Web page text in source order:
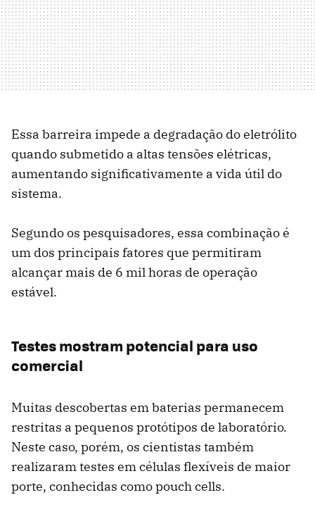
Essa barreira impede a degradação do eletrólito
quando submetido a altas tensões elétricas,
aumentando significativamente a vida útil do
sistema.
Segundo os pesquisadores, essa combinação é
um dos principais fatores que permitiram
alcançar mais de 6 mil horas de operação
estável.
Testes mostram potencial para uso
comercial
Muitas descobertas em baterias permanecem
restritas a pequenos protótipos de laboratório.
Neste caso, porém, os cientistas também
realizaram testes em células flexíveis de maior
porte, conhecidas como pouch cells.